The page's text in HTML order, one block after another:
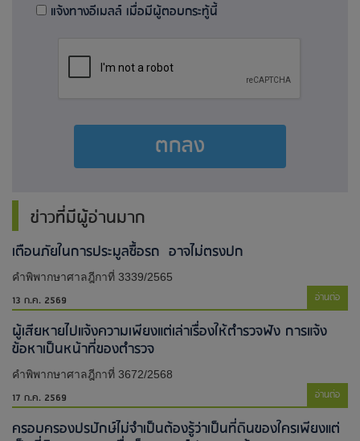
แจ้งทางอีเมลล์ เมื่อมีผู้ตอบกระทู้นี้
ตกลง
ข่าวที่มีผู้อ่านมาก
เตือนภัยในการประมูลซื้อรถ อาจไม่ตรงปก
คำพิพากษาศาลฎีกาที่ 3339/2565
13 ก.ค. 2569 อ่านต่อ
ผู้เสียหายไปแจ้งความเพียงแต่เล่าเรื่องให้ตำรวจฟัง การแจ้ง
ข้อหาเป็นหน้าที่ของตำรวจ
คำพิพากษาศาลฎีกาที่ 3672/2568
17 ก.ค. 2569 อ่านต่อ
ครอบครองปรปักษ์ไม่จำเป็นต้องรู้ว่าเป็นที่ดินของใครเพียงแต่